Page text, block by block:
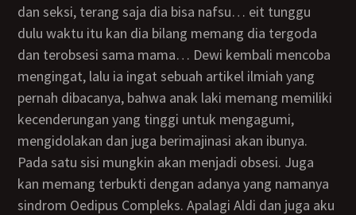
dan seksi, terang saja dia bisa nafsu… eit tunggu
dulu waktu itu kan dia bilang memang dia tergoda
dan terobsesi sama mama… Dewi kembali mencoba
mengingat, lalu ia ingat sebuah artikel ilmiah yang
pernah dibacanya, bahwa anak laki memang memiliki
kecenderungan yang tinggi untuk mengagumi,
mengidolakan dan juga berimajinasi akan ibunya.
Pada satu sisi mungkin akan menjadi obsesi. Juga
kan memang terbukti dengan adanya yang namanya
sindrom Oedipus Compleks. Apalagi Aldi dan juga aku